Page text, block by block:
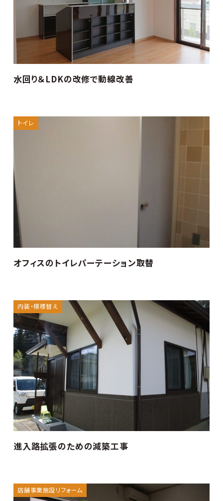
水回り＆LDKの改修で動線改善
トイレ
オフィスのトイレパーテーション取替
内装・模様替え
進入路拡張のための減築工事
店舗事業施設リフォーム